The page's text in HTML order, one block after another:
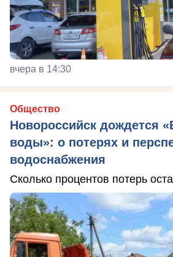
вчера в 14:30
Общество
Новороссийск дождется
воды»: о потерях и
водоснабжения
Сколько процентов потерь